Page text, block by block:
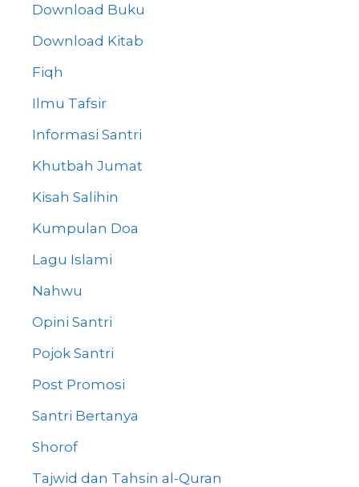
Download Buku
Download Kitab
Fiqh
Ilmu Tafsir
Informasi Santri
Khutbah Jumat
Kisah Salihin
Kumpulan Doa
Lagu Islami
Nahwu
Opini Santri
Pojok Santri
Post Promosi
Santri Bertanya
Shorof
Tajwid dan Tahsin al-Quran